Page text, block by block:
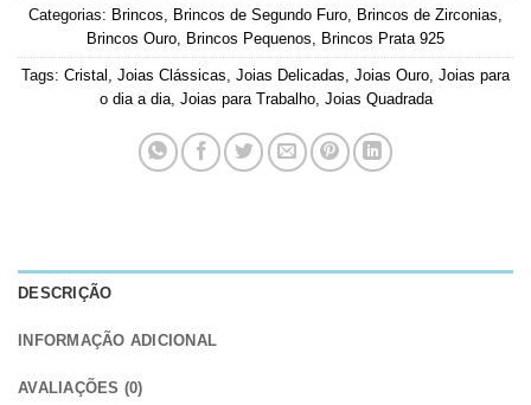
Categorias: Brincos, Brincos de Segundo Furo, Brincos de Zirconias,
Brincos Ouro, Brincos Pequenos, Brincos Prata 925
Tags: Cristal , Joias Clássicas, Joias Delicadas, Joias Ouro, Joias para
o dia a dia, Joias para Trabalho, Joias Quadrada
DESCRIÇÃO
INFORMAÇÃO ADICIONAL
AVALIAÇÕES (0)